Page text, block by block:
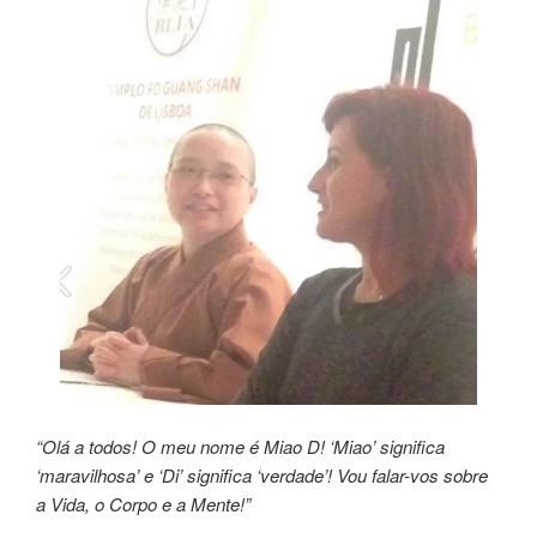
“Olá a todos! O meu nome é Miao D! ‘Miao’ significa
‘maravilhosa’ e ‘Di’ significa ‘verdade’! Vou falar-vos sobre
a Vida, o Corpo e a Mente!”